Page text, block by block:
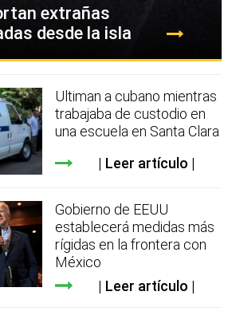
extrañas
desde la isla
Ultiman a cubano mientras
trabajaba de custodio en
una escuela en Santa Clara
Leer artículo
Gobierno de EEUU
establecerá medidas más
rígidas en la frontera con
México
Leer artículo